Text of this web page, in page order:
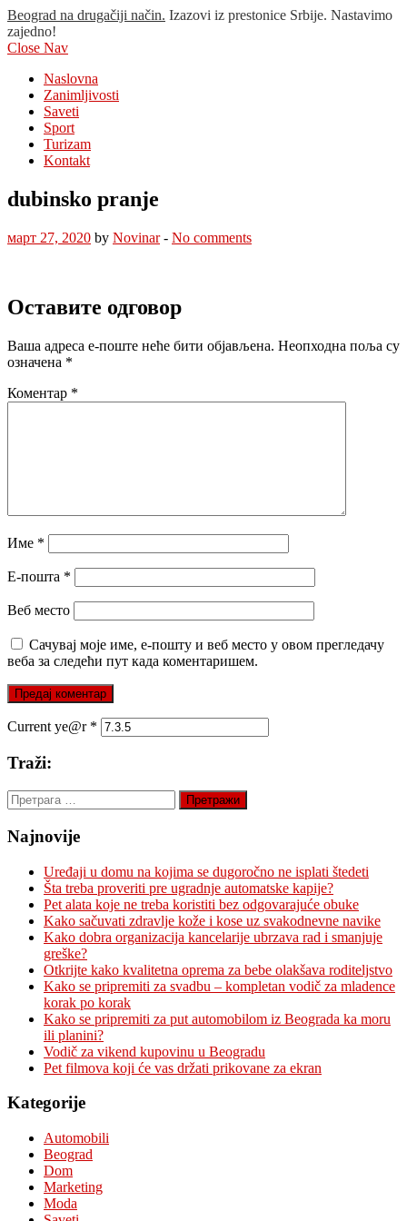
Beograd na drugačiji način. Izazovi iz prestonice Srbije. Nastavimo
zajedno!
Close Nav
Naslovna
Zanimljivosti
Saveti
Sport
Turizam
Kontakt
dubinsko pranje
март 27, 2020 by Novinar- No comments
Оставите одговор
Ваша адреса е-поште неће бити објављена. Неопходна поља су
означена *
Коментар *
Име *
Е-пошта *
Веб место
Сачувај моје име, е-пошту и веб место у овом прегледачу
веба за следећи пут када коментаришем.
Current ye@r *
Traži:
Претрага
за:
Najnovije
Uređaji u domu na kojima se dugoročno ne isplati štedeti
Šta treba proveriti pre ugradnje automatske kapije?
Pet alata koje ne treba koristiti bez odgovarajuće obuke
Kako sačuvati zdravlje kože i kose uz svakodnevne navike
Kako dobra organizacija kancelarije ubrzava rad i smanjuje
greške?
Otkrijte kako kvalitetna oprema za bebe olakšava roditeljstvo
Kako se pripremiti za svadbu – kompletan vodič za mladence
korak po korak
Kako se pripremiti za put automobilom iz Beograda ka moru
ili planini?
Vodič za vikend kupovinu u Beogradu
Pet filmova koji će vas držati prikovane za ekran
Kategorije
Automobili
Beograd
Dom
Marketing
Moda